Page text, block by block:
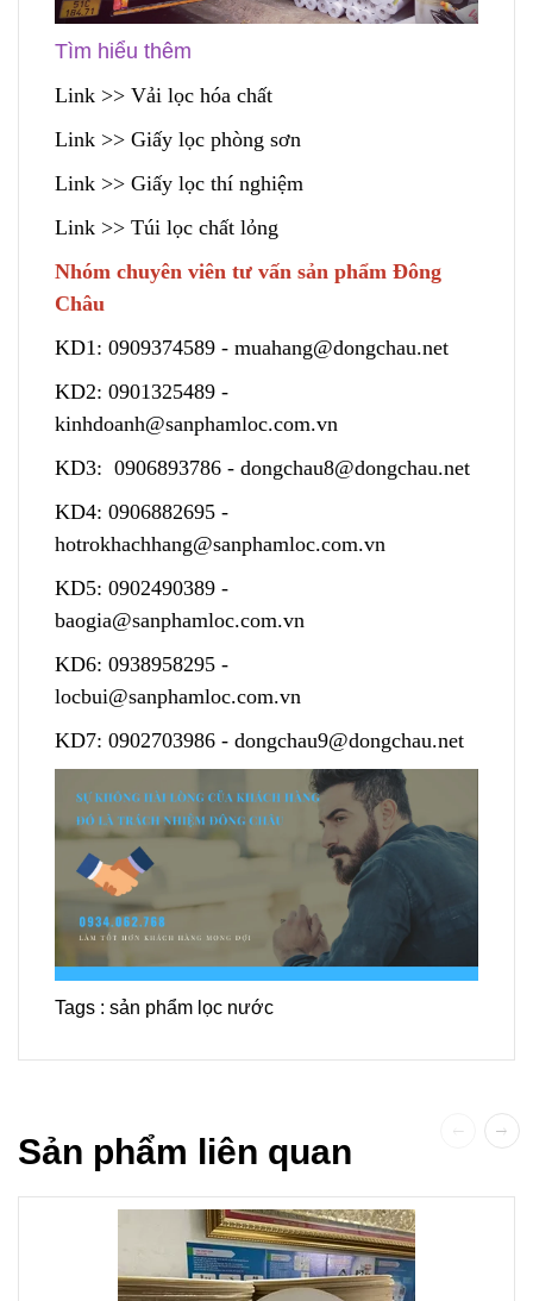
Tìm hiểu thêm
Link >> Vải lọc hóa chất
Link >> Giấy lọc phòng sơn
Link >> Giấy lọc thí nghiệm
Link >> Túi lọc chất lỏng
Nhóm chuyên viên tư vấn sản phẩm Đông
Châu
KD1: 0909374589 - muahang@dongchau.net
KD2: 0901325489 -
kinhdoanh@sanphamloc.com.vn
KD3: 0906893786 - dongchau8@dongchau.net
KD4: 0906882695 -
hotrokhachhang@sanphamloc.com.vn
KD5: 0902490389 -
baogia@sanphamloc.com.vn
KD6: 0938958295 -
locbui@sanphamloc.com.vn
KD7: 0902703986 - dongchau9@dongchau.net
Tags : sản phẩm lọc nước
Sản phẩm liên quan